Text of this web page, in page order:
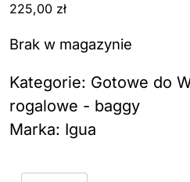
225,00 zł
Brak w magazynie
Kategorie: Gotowe do
rogalowe - baggy
Marka: Igua